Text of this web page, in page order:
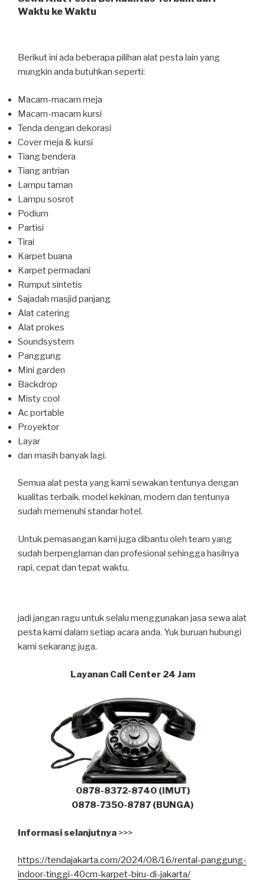
Waktu ke Waktu
Berikut ini ada beberapa pilihan alat pesta lain yang
mungkin anda butuhkan seperti:
Macam-macam meja
Macam-macam kursi
Tenda dengan dekorasi
Cover meja & kursi
Tiang bendera
Tiang antrian
Lampu taman
Lampu sosrot
Podium
Partisi
Tirai
Karpet buana
Karpet permadani
Rumput sintetis
Sajadah masjid panjang
Alat catering
Alat prokes
Soundsystem
Panggung
Mini garden
Backdrop
Misty cool
Ac portable
Proyektor
Layar
dan masih banyak lagi.
Semua alat pesta yang kami sewakan tentunya dengan
kualitas terbaik. model kekinan, modern dan tentunya
sudah memenuhi standar hotel.
Untuk pemasangan kami juga dibantu oleh team yang
sudah berpenglaman dan profesional sehingga hasilnya
rapi, cepat dan tepat waktu.
jadi jangan ragu untuk selalu menggunakan jasa sewa alat
pesta kami dalam setiap acara anda. Yuk buruan hubungi
kami sekarang juga.
Layanan Call Center 24 Jam
0878-8372-8740 (IMUT)
0878-7350-8787 (BUNGA)
Informasi selanjutnya >>>
https://tendajakarta.com/2024/08/16/rental-panggung-
indoor-tinggi-40cm-karpet-biru-di-jakarta/